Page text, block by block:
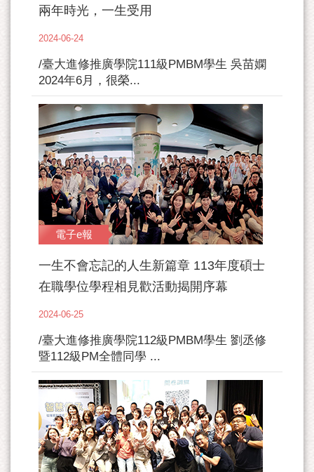
兩年時光，一生受用
2024-06-24
/臺大進修推廣學院111級PMBM學生 吳苗嫻
2024年6月，很榮...
電子e報
一生不會忘記的人生新篇章 113年度碩士
在職學位學程相見歡活動揭開序幕
2024-06-25
/臺大進修推廣學院112級PMBM學生 劉丞修
暨112級PM全體同學 ...